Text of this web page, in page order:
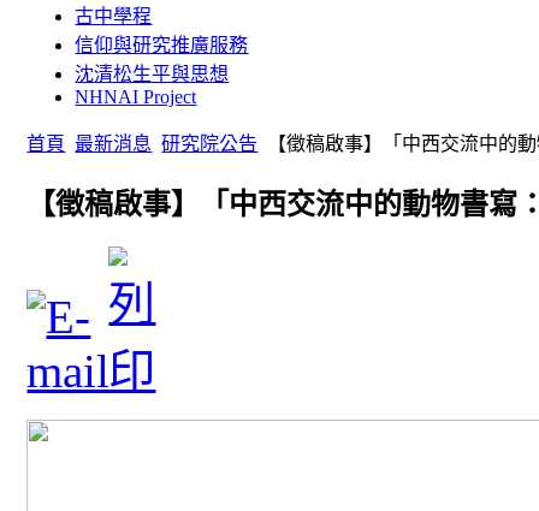
古中學程
信仰與研究推廣服務
沈清松生平與思想
NHNAI Project
首頁 最新消息 研究院公告 【徵稿啟事】「中西交流中的
【徵稿啟事】「中西交流中的動物書